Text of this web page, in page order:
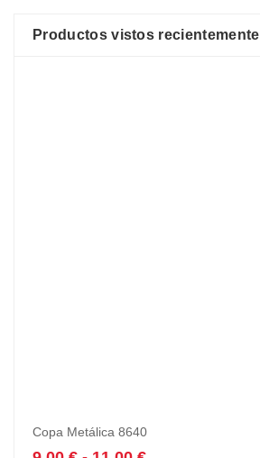
Productos vistos recientemente
Copa Metálica 8640